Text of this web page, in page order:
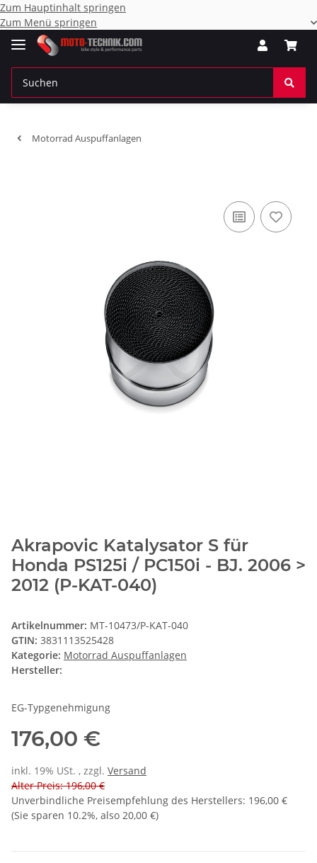
Zum Hauptinhalt springen
Zum Menü springen
Motorrad Auspuffanlagen
Akrapovic Katalysator S für
Honda PS125i / PC150i - BJ. 2006 >
2012 (P-KAT-040)
Artikelnummer: MT-10473/P-KAT-040
GTIN: 3831113525428
Kategorie: Motorrad Auspuffanlagen
Hersteller:
EG-Typgenehmigung
176,00 €
inkl. 19% USt. , zzgl. Versand
Alter Preis: 196,00 €
Unverbindliche Preisempfehlung des Herstellers: 196,00 €
(Sie sparen 10.2%, also 20,00 €)